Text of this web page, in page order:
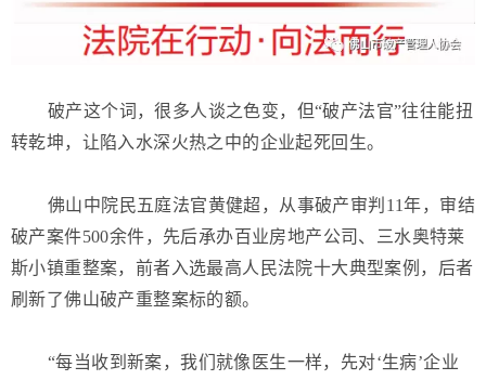
破产这个词，很多人谈之色变，但“破产法官”往往能扭
转乾坤，让陷入水深火热之中的企业起死回生。
佛山中院民五庭法官黄健超，从事破产审判11年，审结
破产案件500余件，先后承办百业房地产公司、三水奥特莱
斯小镇重整案，前者入选最高人民法院十大典型案例，后者
刷新了佛山破产重整案标的额。
“每当收到新案，我们就像医生一样，先对‘生病’企业